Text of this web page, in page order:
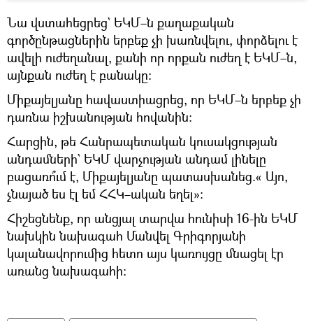
Նա վստահեցրեց` ԵԿՄ–ն քաղաքական
գործընթացներին երբեք չի խառնվելու, փորձելու է
ավելի ուժեղանալ, քանի որ որքան ուժեղ է ԵԿՄ–ն,
այնքան ուժեղ է բանակը։
Միքայելյանը հավաստիացրեց, որ ԵԿՄ–ն երբեք չի
դառնա իշխանության հովանին։
Հարցին, թե Հանրապետական կուսակցության
անդամների` ԵԿՄ վարչության անդամ լինելը
բացառո՞ւմ է, Միքայելյանը պատասխանեց.« Այո,
չնայած ես էլ եմ ՀՀԿ–ական եղել»։
Հիշեցնենք, որ անցյալ տարվա հունիսի 16-ին ԵԿՄ
նախկին նախագահ Մանվել Գրիգորյանի
կալանավորումից հետո այս կառույցը մնացել էր
առանց նախագահի։